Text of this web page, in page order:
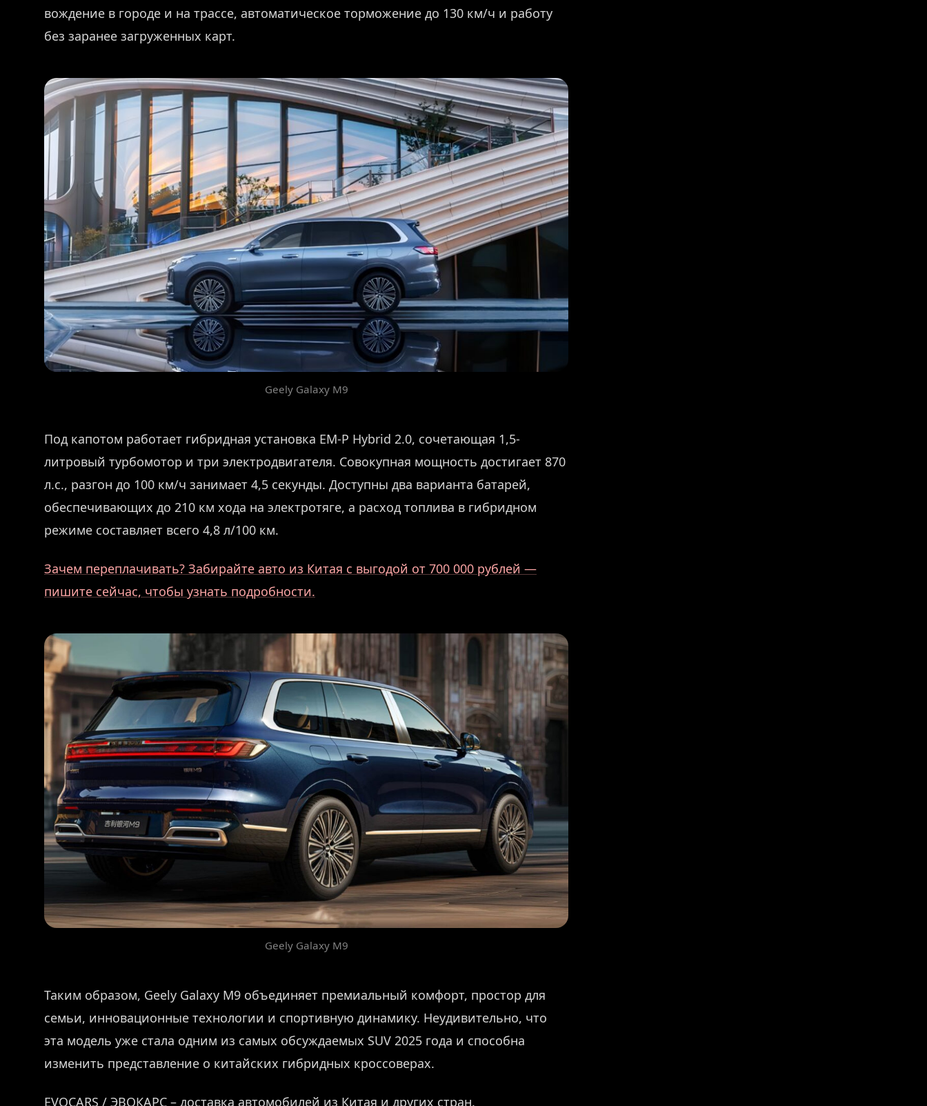
вождение в городе и на трассе, автоматическое торможение до 130 км/ч и работу
без заранее загруженных карт.
Geely Galaxy M9
Под капотом работает гибридная установка EM-P Hybrid 2.0, сочетающая 1,5-
литровый турбомотор и три электродвигателя. Совокупная мощность достигает 870
л.с., разгон до 100 км/ч занимает 4,5 секунды. Доступны два варианта батарей,
обеспечивающих до 210 км хода на электротяге, а расход топлива в гибридном
режиме составляет всего 4,8 л/100 км.
Зачем переплачивать? Забирайте авто из Китая с выгодой от 700 000 рублей —
пишите сейчас, чтобы узнать подробности.
Geely Galaxy M9
Таким образом, Geely Galaxy M9 объединяет премиальный комфорт, простор для
семьи, инновационные технологии и спортивную динамику. Неудивительно, что
эта модель уже стала одним из самых обсуждаемых SUV 2025 года и способна
изменить представление о китайских гибридных кроссоверах.
EVOCARS / ЭВОКАРС – доставка автомобилей из Китая и других стран.